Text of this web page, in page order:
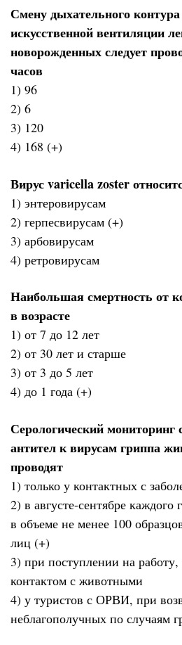
Смену дыхательного
искусственной вентиляции
новорожденных следует
часов
1) 96
2) 6
3) 120
4) 168 (+)
Вирус varicella zoster
1) энтеровирусам
2) герпесвирусам (+)
3) арбовирусам
4) ретровирусам
Наибольшая смертность от
в возрасте
1) от 7 до 12 лет
2) от 30 лет и старше
3) от 3 до 5 лет
4) до 1 года (+)
Серологический мониторинг
антител к вирусам гриппа
проводят
1) только у контактных с
2) в августе-сентябре каждого
в объеме не менее 100
лиц (+)
3) при поступлении на
контактом с животными
4) у туристов с ОРВИ, при
неблагополучных по случаям